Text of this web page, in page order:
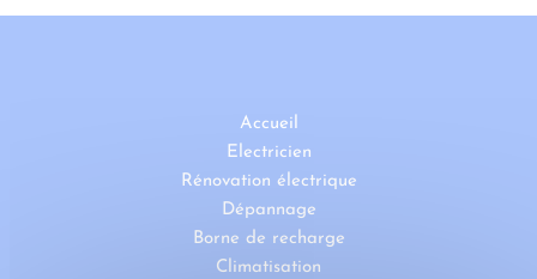
Accueil
Electricien
Rénovation électrique
Dépannage
Borne de recharge
Climatisation